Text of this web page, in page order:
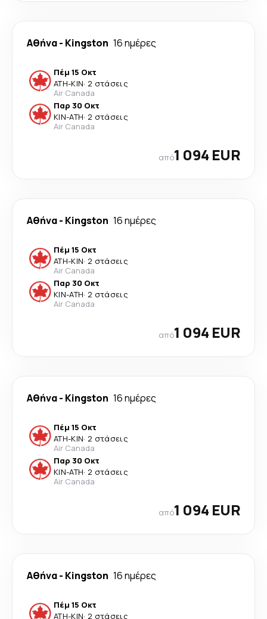
Αθήνα- Kingston 16 ημέρες
Πέμ 15 Οκτ
ATH-KIN· 2 στάσεις
Air Canada
Παρ 30 Οκτ
KIN-ATH· 2 στάσεις
Air Canada
από1 094 EUR
Αθήνα- Kingston 16 ημέρες
Πέμ 15 Οκτ
ATH-KIN· 2 στάσεις
Air Canada
Παρ 30 Οκτ
KIN-ATH· 2 στάσεις
Air Canada
από1 094 EUR
Αθήνα- Kingston 16 ημέρες
Πέμ 15 Οκτ
ATH-KIN· 2 στάσεις
Air Canada
Παρ 30 Οκτ
KIN-ATH· 2 στάσεις
Air Canada
από1 094 EUR
Αθήνα- Kingston 16 ημέρες
Πέμ 15 Οκτ
ATH-KIN· 2 στάσεις